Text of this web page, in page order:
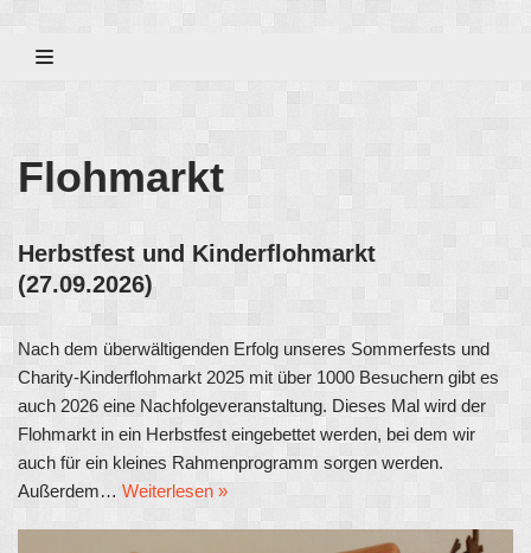
Zum
Flohmarkt
Herbstfest und Kinderflohmarkt
(27.09.2026)
Nach dem überwältigenden Erfolg unseres Sommerfests und
Charity-Kinderflohmarkt 2025 mit über 1000 Besuchern gibt es
auch 2026 eine Nachfolgeveranstaltung. Dieses Mal wird der
Flohmarkt in ein Herbstfest eingebettet werden, bei dem wir
auch für ein kleines Rahmenprogramm sorgen werden.
Außerdem… Weiterlesen »